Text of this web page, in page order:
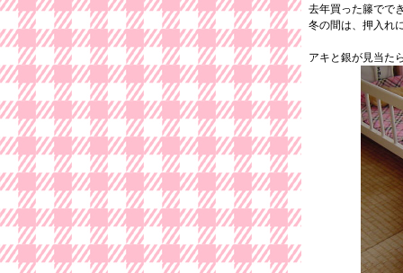
去年買った籐でで
冬の間は、押入れ
アキと銀が見当た